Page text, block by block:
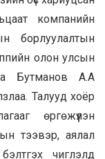
компанийн
борлуулалтын
олон улсын
Бутманов А.А
Талууд хоёр
өргөжүүлэн
тээвэр, аялал
чиглэлд